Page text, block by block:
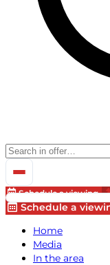
Schedule a viewing
Schedule a
Home
Media
In the area